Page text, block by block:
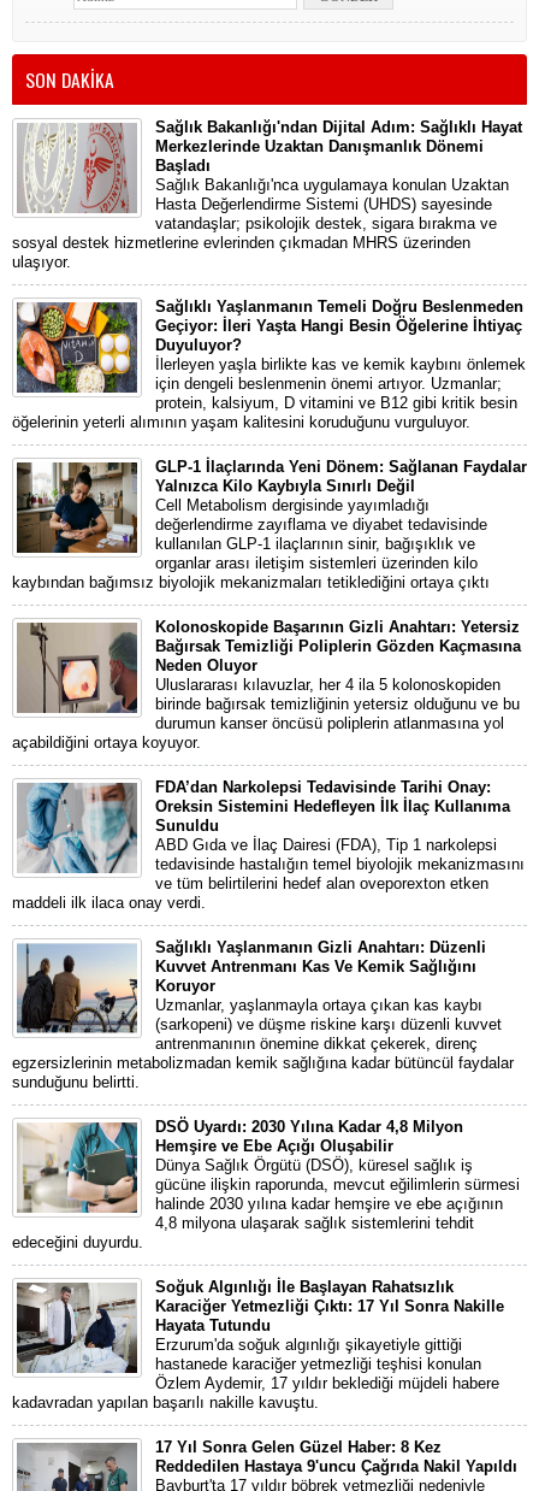
SON DAKİKA
Sağlık Bakanlığı'ndan Dijital Adım: Sağlıklı Hayat
Merkezlerinde Uzaktan Danışmanlık Dönemi
Başladı
Sağlık Bakanlığı'nca uygulamaya konulan Uzaktan
Hasta Değerlendirme Sistemi (UHDS) sayesinde
vatandaşlar; psikolojik destek, sigara bırakma ve
sosyal destek hizmetlerine evlerinden çıkmadan MHRS üzerinden
ulaşıyor.
Sağlıklı Yaşlanmanın Temeli Doğru Beslenmeden
Geçiyor: İleri Yaşta Hangi Besin Öğelerine İhtiyaç
Duyuluyor?
İlerleyen yaşla birlikte kas ve kemik kaybını önlemek
için dengeli beslenmenin önemi artıyor. Uzmanlar;
protein, kalsiyum, D vitamini ve B12 gibi kritik besin
öğelerinin yeterli alımının yaşam kalitesini koruduğunu vurguluyor.
GLP-1 İlaçlarında Yeni Dönem: Sağlanan Faydalar
Yalnızca Kilo Kaybıyla Sınırlı Değil
Cell Metabolism dergisinde yayımladığı
değerlendirme zayıflama ve diyabet tedavisinde
kullanılan GLP-1 ilaçlarının sinir, bağışıklık ve
organlar arası iletişim sistemleri üzerinden kilo
kaybından bağımsız biyolojik mekanizmaları tetiklediğini ortaya çıktı
Kolonoskopide Başarının Gizli Anahtarı: Yetersiz
Bağırsak Temizliği Poliplerin Gözden Kaçmasına
Neden Oluyor
Uluslararası kılavuzlar, her 4 ila 5 kolonoskopiden
birinde bağırsak temizliğinin yetersiz olduğunu ve bu
durumun kanser öncüsü poliplerin atlanmasına yol
açabildiğini ortaya koyuyor.
FDA’dan Narkolepsi Tedavisinde Tarihi Onay:
Oreksin Sistemini Hedefleyen İlk İlaç Kullanıma
Sunuldu
ABD Gıda ve İlaç Dairesi (FDA), Tip 1 narkolepsi
tedavisinde hastalığın temel biyolojik mekanizmasını
ve tüm belirtilerini hedef alan oveporexton etken
maddeli ilk ilaca onay verdi.
Sağlıklı Yaşlanmanın Gizli Anahtarı: Düzenli
Kuvvet Antrenmanı Kas Ve Kemik Sağlığını
Koruyor
Uzmanlar, yaşlanmayla ortaya çıkan kas kaybı
(sarkopeni) ve düşme riskine karşı düzenli kuvvet
antrenmanının önemine dikkat çekerek, direnç
egzersizlerinin metabolizmadan kemik sağlığına kadar bütüncül faydalar
sunduğunu belirtti.
DSÖ Uyardı: 2030 Yılına Kadar 4,8 Milyon
Hemşire ve Ebe Açığı Oluşabilir
Dünya Sağlık Örgütü (DSÖ), küresel sağlık iş
gücüne ilişkin raporunda, mevcut eğilimlerin sürmesi
halinde 2030 yılına kadar hemşire ve ebe açığının
4,8 milyona ulaşarak sağlık sistemlerini tehdit
edeceğini duyurdu.
Soğuk Algınlığı İle Başlayan Rahatsızlık
Karaciğer Yetmezliği Çıktı: 17 Yıl Sonra Nakille
Hayata Tutundu
Erzurum'da soğuk algınlığı şikayetiyle gittiği
hastanede karaciğer yetmezliği teşhisi konulan
Özlem Aydemir, 17 yıldır beklediği müjdeli habere
kadavradan yapılan başarılı nakille kavuştu.
17 Yıl Sonra Gelen Güzel Haber: 8 Kez
Reddedilen Hastaya 9'uncu Çağrıda Nakil Yapıldı
Bayburt'ta 17 yıldır böbrek yetmezliği nedeniyle